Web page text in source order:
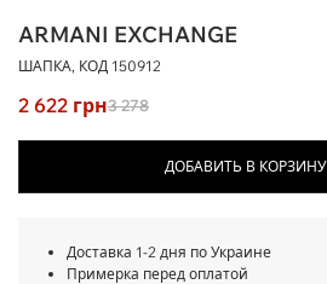
ARMANI EXCHANGE
ШАПКА, КОД 150912
2 622 грн3 278
ДОБАВИТЬ В КОРЗИНУ
Доставка 1-2 дня по Украине
Примерка перед оплатой